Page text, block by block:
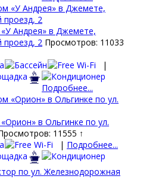
Андрея» в Джемете,
проезд, 2 Просмотров: 11033
|
Подробнее...
в Ольгинке по ул.
11555 ↑
| Подробнее...